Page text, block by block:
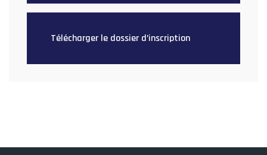
Télécharger le dossier d’inscription